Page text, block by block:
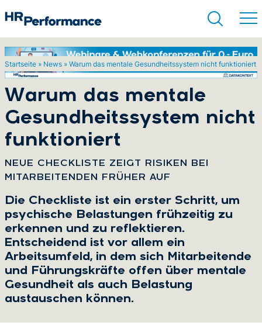
Startseite » News » Warum das mentale Gesundheitssystem nicht funktioniert
Warum das mentale
Gesundheitssystem nicht
funktioniert
NEUE CHECKLISTE ZEIGT RISIKEN BEI
MITARBEITENDEN FRÜHER AUF
Die Checkliste ist ein erster Schritt, um
psychische Belastungen frühzeitig zu
erkennen und zu reflektieren.
Entscheidend ist vor allem ein
Arbeitsumfeld, in dem sich Mitarbeitende
und Führungskräfte offen über mentale
Gesundheit als auch Belastung
austauschen können.